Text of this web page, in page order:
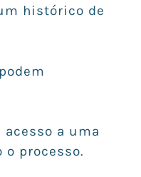
histórico de
a uma
processo.